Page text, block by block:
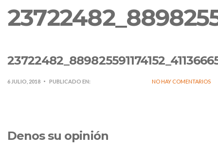
6 JULIO, 2018 PUBLICADO EN: NO HAY COMENTARIOS
Denos su opinión